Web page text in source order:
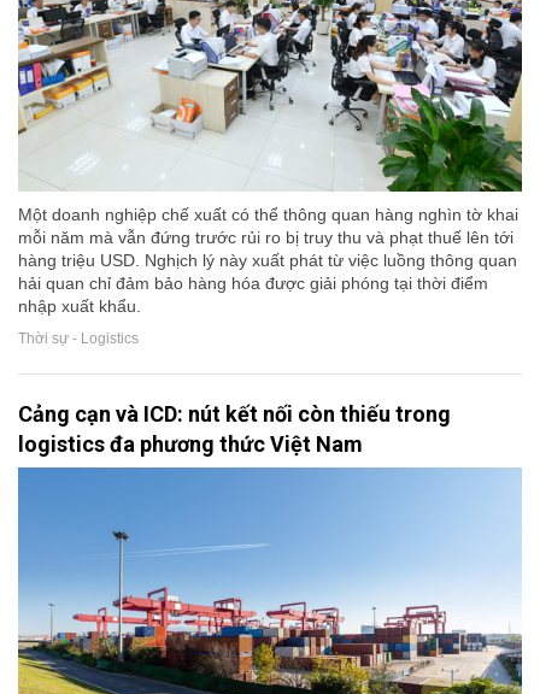
Một doanh nghiệp chế xuất có thể thông quan hàng nghìn tờ khai
mỗi năm mà vẫn đứng trước rủi ro bị truy thu và phạt thuế lên tới
hàng triệu USD. Nghịch lý này xuất phát từ việc luồng thông quan
hải quan chỉ đảm bảo hàng hóa được giải phóng tại thời điểm
nhập xuất khẩu.
Thời sự - Logistics
Cảng cạn và ICD: nút kết nối còn thiếu trong
logistics đa phương thức Việt Nam